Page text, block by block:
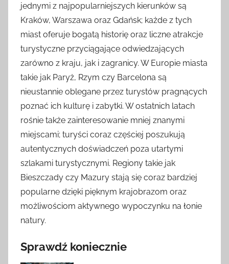
jednymi z najpopularniejszych kierunków są
Kraków, Warszawa oraz Gdańsk; każde z tych
miast oferuje bogatą historię oraz liczne atrakcje
turystyczne przyciągające odwiedzających
zarówno z kraju, jak i zagranicy. W Europie miasta
takie jak Paryż, Rzym czy Barcelona są
nieustannie oblegane przez turystów pragnących
poznać ich kulturę i zabytki. W ostatnich latach
rośnie także zainteresowanie mniej znanymi
miejscami; turyści coraz częściej poszukują
autentycznych doświadczeń poza utartymi
szlakami turystycznymi. Regiony takie jak
Bieszczady czy Mazury stają się coraz bardziej
popularne dzięki pięknym krajobrazom oraz
możliwościom aktywnego wypoczynku na łonie
natury.
Sprawdź koniecznie